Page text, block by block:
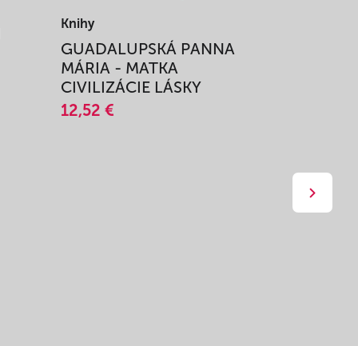
Knihy
GUADALUPSKÁ PANNA
MÁRIA - MATKA
CIVILIZÁCIE LÁSKY
12,52 €